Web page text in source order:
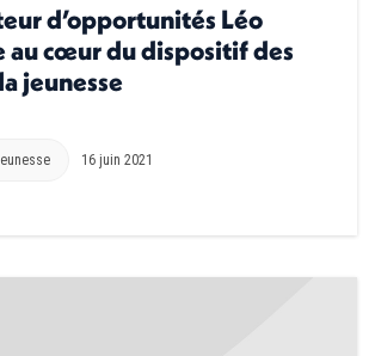
d’opportunités Léo
au cœur du dispositif des
jeunesse
16 juin 2021